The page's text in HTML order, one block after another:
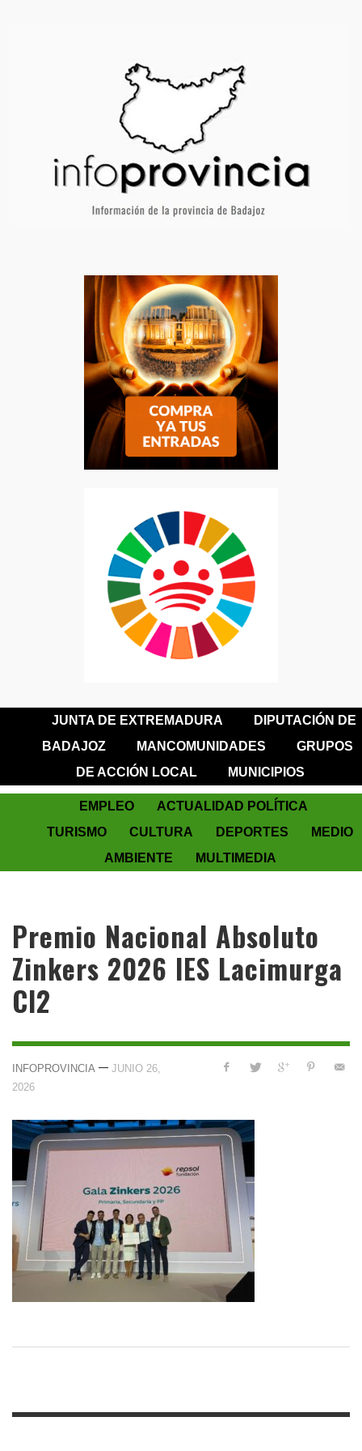
JUNTA DE EXTREMADURA
DIPUTACIÓN DE
BADAJOZ
MANCOMUNIDADES
GRUPOS
DE ACCIÓN LOCAL
MUNICIPIOS
EMPLEO
ACTUALIDAD POLÍTICA
TURISMO
CULTURA DEPORTES
MEDIO
AMBIENTE
MULTIMEDIA
Premio Nacional Absoluto
Zinkers 2026 IES Lacimurga
CI2
INFOPROVINCIA — JUNIO 26,
2026